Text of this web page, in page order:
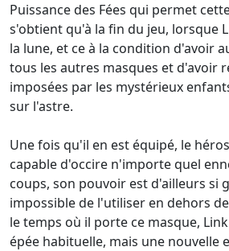
Puissance des Fées qui permet
s'obtient qu'à la fin du jeu, lorsque
la lune, et ce à la condition d'avoir
tous les autres masques et d'avoir
imposées par les mystérieux
sur l'astre.
Une fois qu'il en est équipé, le
capable d'occire n'importe quel
coups, son pouvoir est d'ailleurs si
impossible de l'utiliser en dehors
le temps où il porte ce masque,
épée habituelle, mais une nouvelle